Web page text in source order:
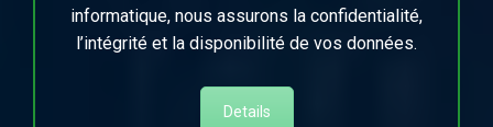
informatique, nous assurons la confidentialité,
l’intégrité et la disponibilité de vos données.
Details